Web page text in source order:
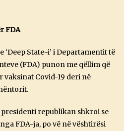
FDA
State-i’ i Departamentit të
(FDA) punon me qëllim që
Covid-19 deri në
republikan shkroi se
nga FDA-ja, po vë në vështirësi